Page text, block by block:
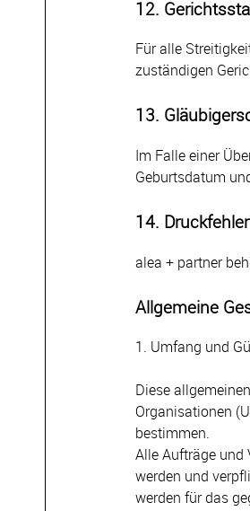
12.
Für alle
zuständigen
13.
Im Falle einer
Geburtsdatum
14. Druckfehler
alea + partner
Allgemeine
1. Umfang und
Diese
Organisationen
bestimmen.
Alle Aufträge
werden und
werden für das